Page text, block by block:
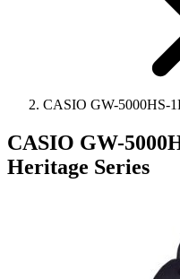
CASIO GW-5000HS-
CASIO GW-
Heritage Series